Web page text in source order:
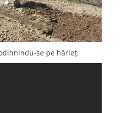
se pe hârleț.